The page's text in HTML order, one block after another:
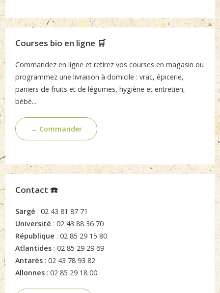
Courses bio en ligne 🛒
Commandez en ligne et retirez vos courses en magasin ou
programmez une livraison à domicile : vrac, épicerie,
paniers de fruits et de légumes, hygiène et entretien,
bébé...
→ Commander
Contact ☎️
Sargé : 02 43 81 87 71
Université : 02 43 88 36 70
République : 02 85 29 15 80
Atlantides : 02 85 29 29 69
Antarès : 02 43 78 93 82
Allonnes : 02 85 29 18 00